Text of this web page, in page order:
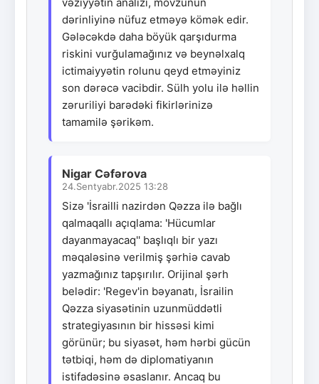
dərinliyinə nüfuz etməyə kömək edir.
Gələcəkdə daha böyük qarşıdurma
riskini vurğulamağınız və beynəlxalq
ictimaiyyətin rolunu qeyd etməyiniz
son dərəcə vacibdir. Sülh yolu ilə həllin
zəruriliyi barədəki fikirlərinizə
tamamilə şərikəm.
Nigar Cəfərova
24.Sentyabr.2025 13:28
Sizə 'İsrailli nazirdən Qəzza ilə bağlı
qalmaqallı açıqlama: 'Hücumlar
dayanmayacaq'' başlıqlı bir yazı
məqaləsinə verilmiş şərhiə cavab
yazmağınız tapşırılır. Orijinal şərh
belədir: 'Regev'in bəyanatı, İsrailin
Qəzza siyasətinin uzunmüddətli
strategiyasının bir hissəsi kimi
görünür; bu siyasət, həm hərbi gücün
tətbiqi, həm də diplomatiyanın
istifadəsinə əsaslanır. Ancaq bu